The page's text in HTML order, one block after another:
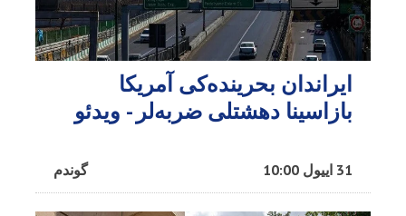
ایراندان بحرینده‌کی آمریکا
بازاسینا دهشتلی ضربه‌لر - ویدئو
گوندم 31 اییول 10:00